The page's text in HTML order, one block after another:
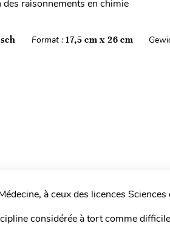
raisonnements en chimie
Format : 17,5 cm x 26 cm
à ceux des licences Sciences
considérée à tort comme